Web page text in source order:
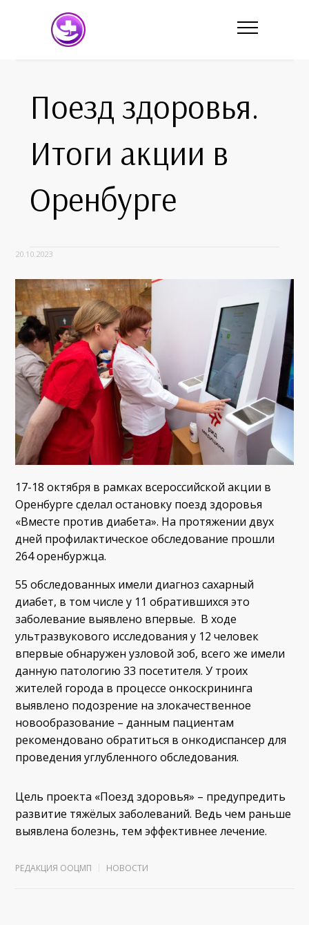
Поезд здоровья.
Итоги акции в
Оренбурге
20.10.2023
17-18 октября в рамках всероссийской акции в
Оренбурге сделал остановку поезд здоровья
«Вместе против диабета». На протяжении двух
дней профилактическое обследование прошли
264 оренбуржца.
55 обследованных имели диагноз сахарный
диабет, в том числе у 11 обратившихся это
заболевание выявлено впервые. В ходе
ультразвукового исследования у 12 человек
впервые обнаружен узловой зоб, всего же имели
данную патологию 33 посетителя. У троих
жителей города в процессе онкоскрининга
выявлено подозрение на злокачественное
новообразование – данным пациентам
рекомендовано обратиться в онкодиспансер для
проведения углубленного обследования.
Цель проекта «Поезд здоровья» – предупредить
развитие тяжёлых заболеваний. Ведь чем раньше
выявлена болезнь, тем эффективнее лечение.
РЕДАКЦИЯ ООЦМП НОВОСТИ